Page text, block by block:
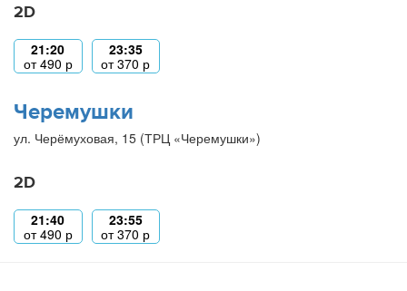
2D
21:20
от490 р
23:35
от370 р
Черемушки
ул. Черёмуховая, 15 (ТРЦ «Черемушки»)
2D
21:40
от490 р
23:55
от370 р